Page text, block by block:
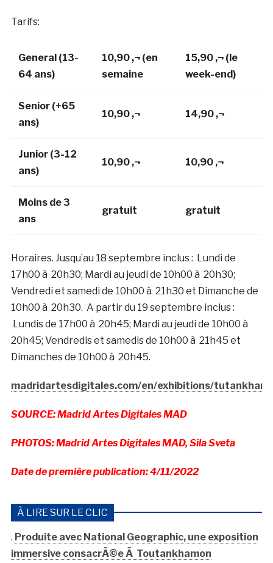
Tarifs:
General (13-
64 ans)
10,90 ‚¬ (en
semaine
15,90 ‚¬ (le
week-end)
Senior (+65
ans)
10,90 ‚¬ 14,90 ‚¬
Junior (3-12
ans)
10,90 ‚¬ 10,90 ‚¬
Moins de 3
ans
gratuit gratuit
Horaires. Jusqu’au 18 septembre inclus : Lundi de
17h00 à 20h30; Mardi au jeudi de 10h00 à 20h30;
Vendredi et samedi de 10h00 à 21h30 et Dimanche de
10h00 à 20h30. A partir du 19 septembre inclus :
Lundis de 17h00 à 20h45; Mardi au jeudi de 10h00 à
20h45; Vendredis et samedis de 10h00 à 21h45 et
Dimanches de 10h00 à 20h45.
madridartesdigitales.com/en/exhibitions/
SOURCE: Madrid Artes Digitales MAD
PHOTOS: Madrid Artes Digitales MAD, Sila Sveta
Date de première publication: 4/11/2022
À LIRE SUR LE CLIC
. Produite avec National Geographic, une exposition
immersive consacrÃ©e Ã Toutankhamon